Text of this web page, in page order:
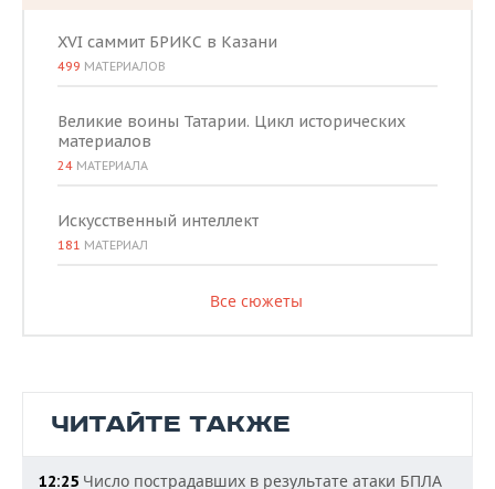
XVI саммит БРИКС в Казани
499 МАТЕРИАЛОВ
Великие воины Татарии. Цикл исторических
материалов
24 МАТЕРИАЛА
Искусственный интеллект
181 МАТЕРИАЛ
Все сюжеты
ЧИТАЙТЕ ТАКЖЕ
12:25 Число пострадавших в результате атаки БПЛА